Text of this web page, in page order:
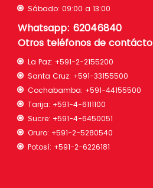
Sábado: 09:00 a 13:00
Whatsapp: 62046840
Otros teléfonos de contácto
La Paz: +591-2-2155200
Santa Cruz: +591-33155500
Cochabamba: +591-44155500
Tarija: +591-4-6111100
Sucre: +591-4-6450051
Oruro: +591-2-5280540
Potosí: +591-2-6226181